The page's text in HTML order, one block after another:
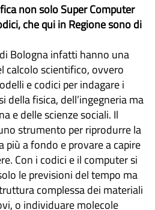
non solo Super Computer
che qui in Regione sono di
Bologna infatti hanno una
calcolo scientifico, ovvero
e codici per indagare i
della fisica, dell’ingegneria ma
e delle scienze sociali. Il
strumento per riprodurre la
più a fondo e provare a capire
Con i codici e il computer si
le previsioni del tempo ma
complessa dei materiali
o individuare molecole